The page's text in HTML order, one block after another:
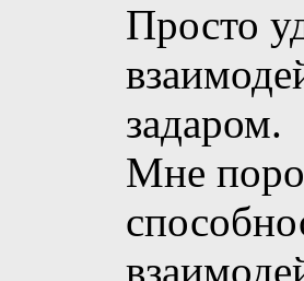
Просто
задаром.
Мне